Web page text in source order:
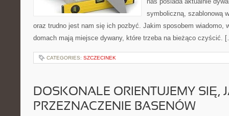
symboliczną, szablonową
oraz trudno jest nam się ich pozbyć. Jakim sposobem wiadomo,
domach mają miejsce dywany, które trzeba na bieżąco czyścić.
CATEGORIES: SZCZECINEK
DOSKONALE ORIENTUJEMY SIĘ,
PRZEZNACZENIE BASENÓW